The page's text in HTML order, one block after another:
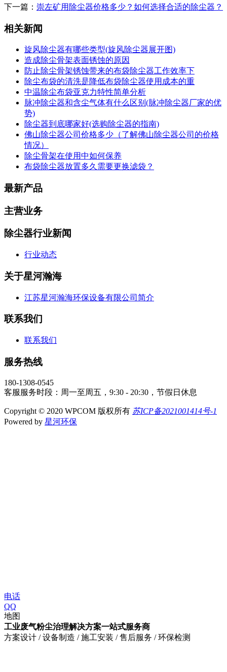
下一篇： 崇左矿用除尘器价格多少？如何选择合适的除尘器？
相关新闻
旋风除尘器有哪些类型(旋风除尘器展开图)
造成除尘骨架表面锈蚀的原因
防止除尘骨架锈蚀带来的布袋除尘器工作效率下
除尘布袋的清洗是降低布袋除尘器使用成本的重
中温除尘布袋亚克力特性简单分析
脉冲除尘器和含尘气体有什么区别(脉冲除尘器厂家的优
势)
除尘器到底哪家好(选购除尘器的指南)
佛山除尘器公司价格多少（了解佛山除尘器公司的价格
情况）
除尘骨架在使用中如何保养
布袋除尘器放置多久需要更换滤袋？
最新产品
主营业务
除尘器行业新闻
行业动态
关于星河瀚海
江苏星河瀚海环保设备有限公司简介
联系我们
联系我们
服务热线
180-1308-0545
客服服务时段：周一至周五，9:30 - 20:30，节假日休息
Copyright © 2020 WPCOM 版权所有 苏ICP备2021001414号-1
Powered by 星河环保
电话
QQ
地图
工业废气粉尘治理解决方案一站式服务商
方案设计 / 设备制造 / 施工安装 / 售后服务 / 环保检测